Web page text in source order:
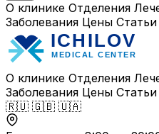
О клинике Отделения
Заболевания Цены Статьи
О клинике Отделения
Заболевания Цены Статьи
🇷🇺 🇬🇧 🇺🇦